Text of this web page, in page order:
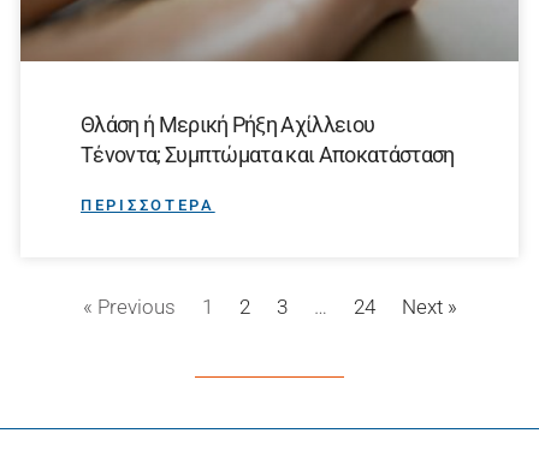
Θλάση ή Μερική Ρήξη Αχίλλειου
Τένοντα; Συμπτώματα και Αποκατάσταση
ΠΕΡΙΣΣΟΤΕΡΑ
« Previous 1 2 3 … 24 Next »